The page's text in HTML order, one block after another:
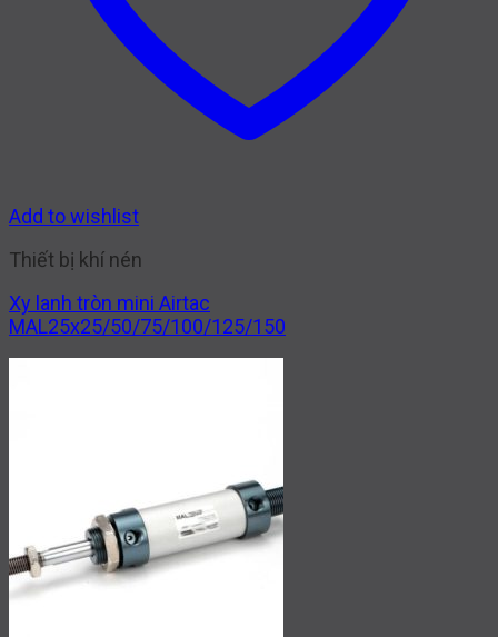
Add to wishlist
Thiết bị khí nén
Xy lanh tròn mini Airtac
MAL25x25/50/75/100/125/150